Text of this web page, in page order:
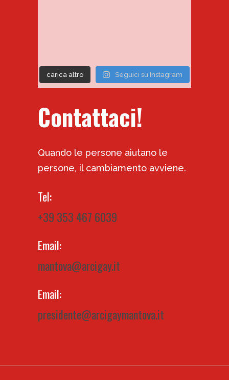
carica altro Seguici su Instagram
Contattaci!
Quando le persone aiutano le
persone, il cambiamento avviene.
Tel:
+39 353 467 6039
Email:
mantova@arcigay.it
Email:
presidente@arcigaymantova.it